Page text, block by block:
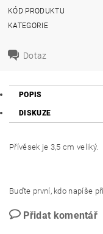
KÓD PRODUKTU
KATEGORIE
Dotaz
POPIS
DISKUZE
Přívěsek je 3,5 cm veliký.
Buďte první, kdo napíše
Přidat komentář